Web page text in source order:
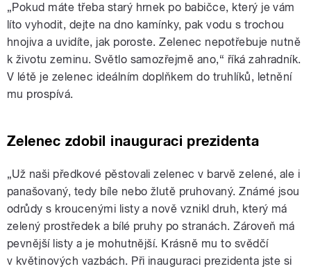
„Pokud máte třeba starý hrnek po babičce, který je vám
líto vyhodit, dejte na dno kamínky, pak vodu s trochou
hnojiva a uvidíte, jak poroste. Zelenec nepotřebuje nutně
k životu zeminu. Světlo samozřejmě ano,“ říká zahradník.
V létě je zelenec ideálním doplňkem do truhlíků, letnění
mu prospívá.
Zelenec zdobil inauguraci prezidenta
„Už naši předkové pěstovali zelenec v barvě zelené, ale i
panašovaný, tedy bíle nebo žlutě pruhovaný. Známé jsou
odrůdy s kroucenými listy a nově vznikl druh, který má
zelený prostředek a bílé pruhy po stranách. Zároveň má
pevnější listy a je mohutnější. Krásně mu to svědčí
v květinových vazbách. Při inauguraci prezidenta jste si